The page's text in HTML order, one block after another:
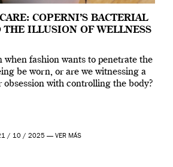
COPERNI’S BACTERIAL
THE ILLUSION OF WELLNESS
when fashion wants to penetrate the
be worn, or are we witnessing a
with controlling the body?
/ 10 / 2025 — VER MÁS